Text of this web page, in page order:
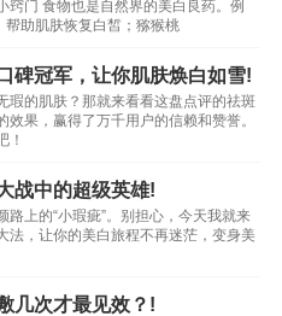
窍门 食物也是自然界的美白良药。例
助肌肤恢复白皙；猕猴桃
碑冠军，让你肌肤焕白如雪!
瑕的肌肤？那就来看看这盘点评的祛斑
果，赢得了万千用户的信赖和赞誉。
！
战中的超级英雄!
上的“小瑕疵”。别担心，今天我就来
法，让你的美白旅程不再迷茫，变身美
几次才最见效？!